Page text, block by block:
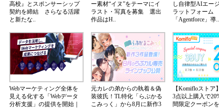
高校』とスポンサーシップ
契約を締結 さらなる活躍
と新たな..
ー素材“イヌ”をテーマにイ
ラスト・写真を募集 選出
作品はH..
し自律型AIエー
ラットフォーム
「Agentforce」導..
Webマーケティング全体を
見える化する「Webデータ
分析支援」の提供を開始｜
元カレの弟からの執着＆偽
装彼氏！TL特化「らぶかる
こみっく」から8月に新作3
【Komifloストア
3点以上購入で
間限定クーポン